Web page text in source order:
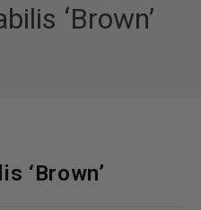
‘Brown’
‘Brown’